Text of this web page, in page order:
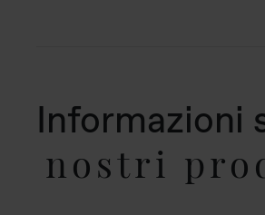
Informazioni
nostri